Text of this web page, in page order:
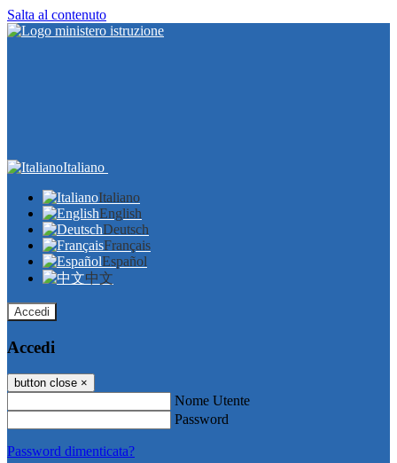
Salta al contenuto
Italiano
Italiano
English
Deutsch
Français
Español
中文
Accedi
Accedi
button close ×
Nome Utente
Password
Password dimenticata?